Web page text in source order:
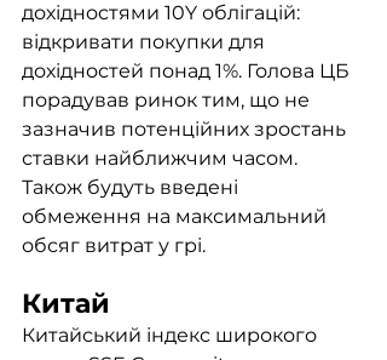
дохідностями 10Y облігацій:
відкривати покупки для
дохідностей понад 1%. Голова ЦБ
порадував ринок тим, що не
зазначив потенційних зростань
ставки найближчим часом.
Також будуть введені
обмеження на максимальний
обсяг витрат у грі.
Китай
Китайський індекс широкого